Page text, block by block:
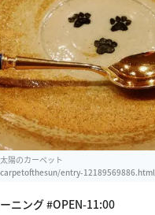
陽のカーペット
entry-12189569886.html
ニング #OPEN-11:00